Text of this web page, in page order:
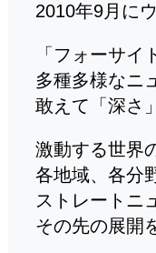
2010年9月に
「フォーサイ
多種多様なニ
敢えて「深さ
激動する世界
各地域、各分
ストレートニ
その先の展開